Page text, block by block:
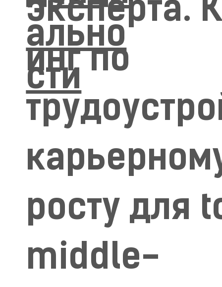
ально
сти
эксперта.
инг по
росту для
middle-